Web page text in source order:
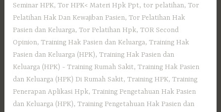
Seminar HPK,Tor HPK< Materi Hpk Ppt, tor pelatihan,Tor
Pelatihan Hak Dan Kewajiban Pasien,Tor Pelatihan Hak
Pasien dan Keluarga,Tor Pelatihan Hpk,TOR Second
Opinion,Training Hak Pasien dan Keluarga,Training Hak
Pasien dan Keluarga (HPK),Training Hak Pasien dan
Keluarga (HPK) - Training Rumah Sakit,Training Hak Pasien
dan Keluarga (HPK) Di Rumah Sakit,Training HPK,Training
Penerapan Aplikasi Hpk,Training Pengetahuan Hak Pasien
dan Keluarga (HPK),Training Pengetahuan Hak Pasien dan